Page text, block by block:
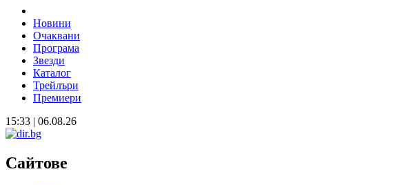
Новини
Очаквани
Програма
Звезди
Каталог
Трейлъри
Премиери
15:33 | 06.08.26
Сайтове